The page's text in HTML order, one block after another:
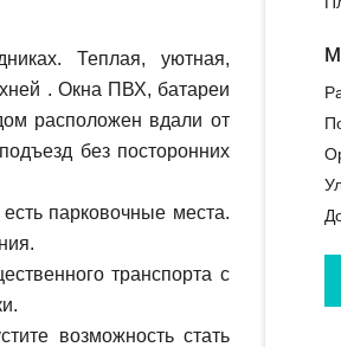
Теплая, уютная,
. Окна ПВХ, батареи
расположен вдали от
без посторонних
парковочные места.
транспорта с
возможность стать